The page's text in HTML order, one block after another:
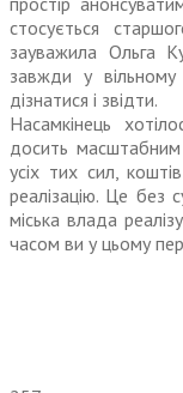
стосується
зауважила Ольга
завжди у
дізнатися і звідти.
Насамкінець
досить
усіх тих сил,
реалізацію. Це без
міська влада
часом ви у цьому